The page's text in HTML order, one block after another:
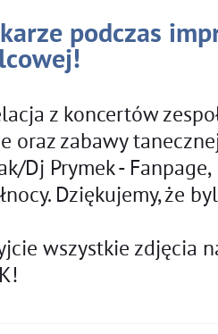
podczas
z koncertów
oraz zabawy
Dj Prymek - Fanpage,
Dziękujemy, że
wszystkie zdjęcia